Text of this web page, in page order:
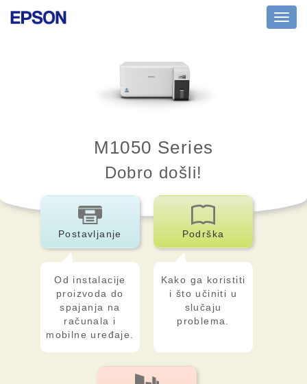
M1050 Series
Dobro došli!
Postavljanje
Od instalacije
proizvoda do
spajanja na
računala i
mobilne uređaje.
Podrška
Kako ga koristiti
i što učiniti u
slučaju
problema.